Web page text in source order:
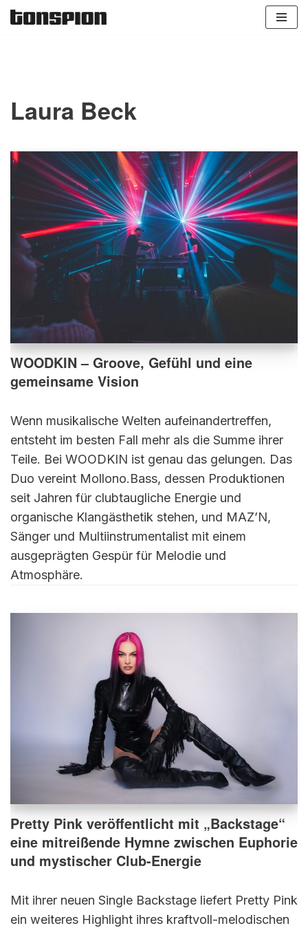
Laura Beck
WOODKIN – Groove, Gefühl und eine
gemeinsame Vision
Wenn musikalische Welten aufeinandertreffen,
entsteht im besten Fall mehr als die Summe ihrer
Teile. Bei WOODKIN ist genau das gelungen. Das
Duo vereint Mollono.Bass, dessen Produktionen
seit Jahren für clubtaugliche Energie und
organische Klangästhetik stehen, und MAZ’N,
Sänger und Multiinstrumentalist mit einem
ausgeprägten Gespür für Melodie und
Atmosphäre.
Pretty Pink veröffentlicht mit „Backstage“
eine mitreißende Hymne zwischen Euphorie
und mystischer Club-Energie
Mit ihrer neuen Single Backstage liefert Pretty Pink
ein weiteres Highlight ihres kraftvoll-melodischen